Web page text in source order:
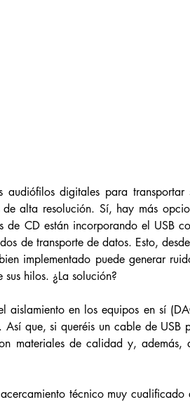
digitales para transportar
alta resolución. Sí, hay más
de CD están incorporando el USB
de transporte de datos. Esto,
implementado puede generar
hilos. ¿La solución?
aislamiento en los equipos en sí
que, si queréis un cable de USB
materiales de calidad y,
técnico muy